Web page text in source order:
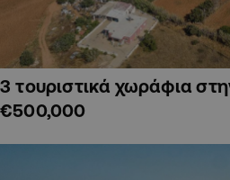
3 τουριστικά χωράφια
€500,000